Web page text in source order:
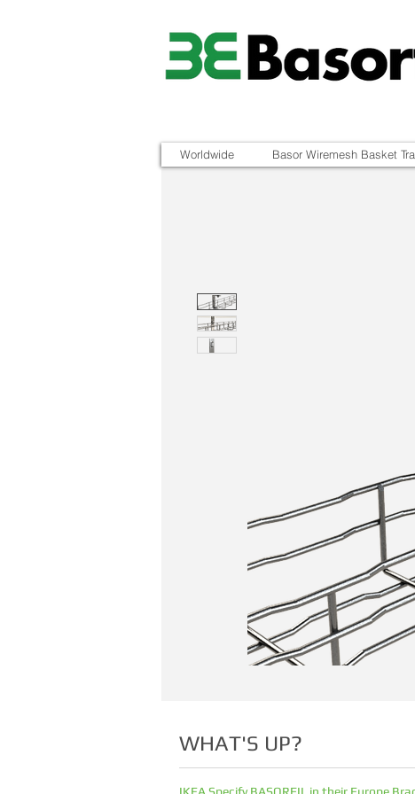
Worldwide Basor Wiremesh Basket
WHAT'S UP?